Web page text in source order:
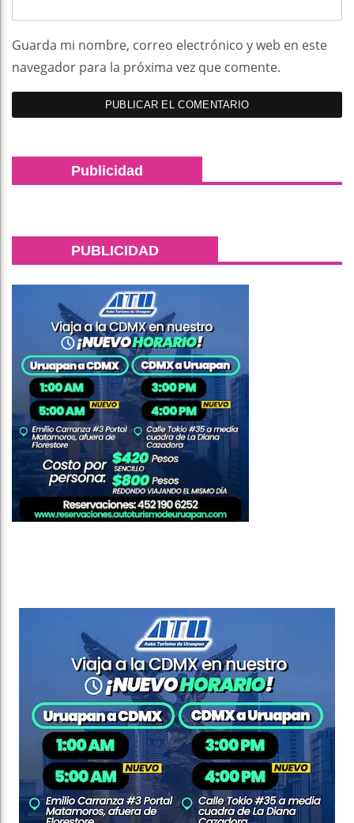
Guarda mi nombre, correo electrónico y web en este
navegador para la próxima vez que comente.
Publicidad
PUBLICIDAD